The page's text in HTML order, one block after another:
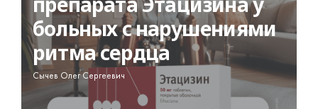
больных с нарушениями
ритма сердца
Сычев Олег Сергеевич